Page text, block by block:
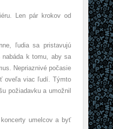
Len pár krokov od
ľudia sa pristavujú
k tomu, aby sa
Nepriaznivé počasie
oveľa viac ľudí. Týmto
požiadavku a umožnil
umelcov a byť